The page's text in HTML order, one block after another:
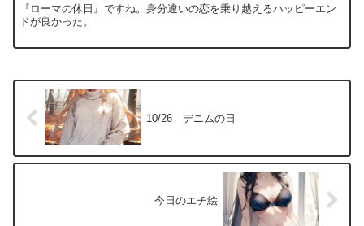
『ローマの休日』ですね。身分違いの恋を乗り越えるハッピーエン
ドが良かった。
10/26 デニムの日
今日のエチ絵